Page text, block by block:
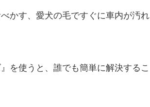
かす、愛犬の毛ですぐに車内が汚れ
を使うと、誰でも簡単に解決するこ